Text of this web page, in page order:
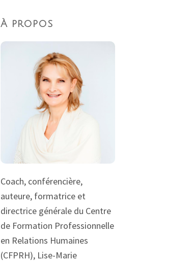
À propos
Coach, conférencière,
auteure, formatrice et
directrice générale du Centre
de Formation Professionnelle
en Relations Humaines
(CFPRH), Lise-Marie